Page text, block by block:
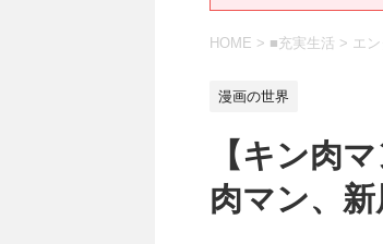
HOME > ■充実生活 > エ
漫画の世界
【キン肉
肉マン、新